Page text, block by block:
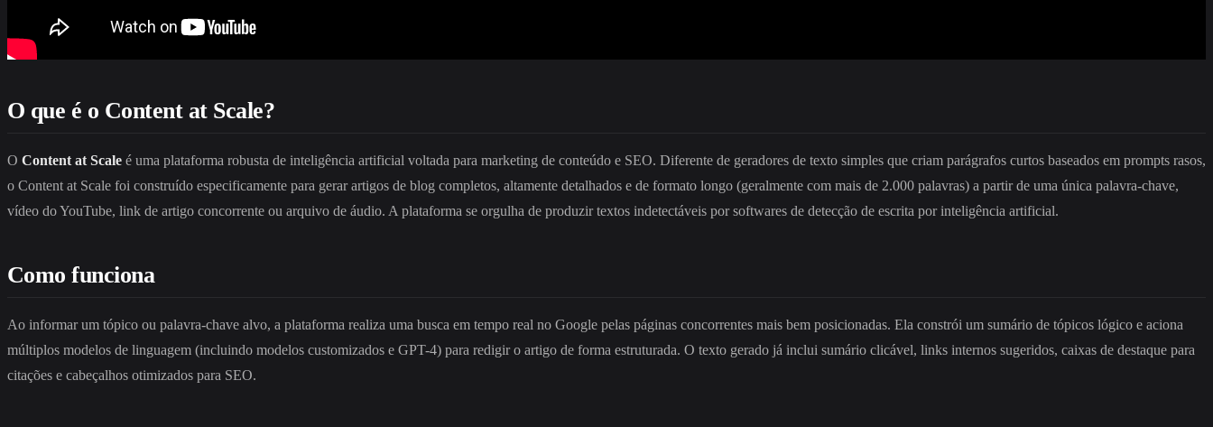
O que é o Content at Scale?
O Content at Scale é uma plataforma robusta de inteligência artificial voltada para marketing de conteúdo e SEO. Diferente de geradores de texto simples que criam parágrafos curtos baseados em prompts rasos,
o Content at Scale foi construído especificamente para gerar artigos de blog completos, altamente detalhados e de formato longo (geralmente com mais de 2.000 palavras) a partir de uma única palavra-chave,
vídeo do YouTube, link de artigo concorrente ou arquivo de áudio. A plataforma se orgulha de produzir textos indetectáveis por softwares de detecção de escrita por inteligência artificial.
Como funciona
Ao informar um tópico ou palavra-chave alvo, a plataforma realiza uma busca em tempo real no Google pelas páginas concorrentes mais bem posicionadas. Ela constrói um sumário de tópicos lógico e aciona
múltiplos modelos de linguagem (incluindo modelos customizados e GPT-4) para redigir o artigo de forma estruturada. O texto gerado já inclui sumário clicável, links internos sugeridos, caixas de destaque para
citações e cabeçalhos otimizados para SEO.